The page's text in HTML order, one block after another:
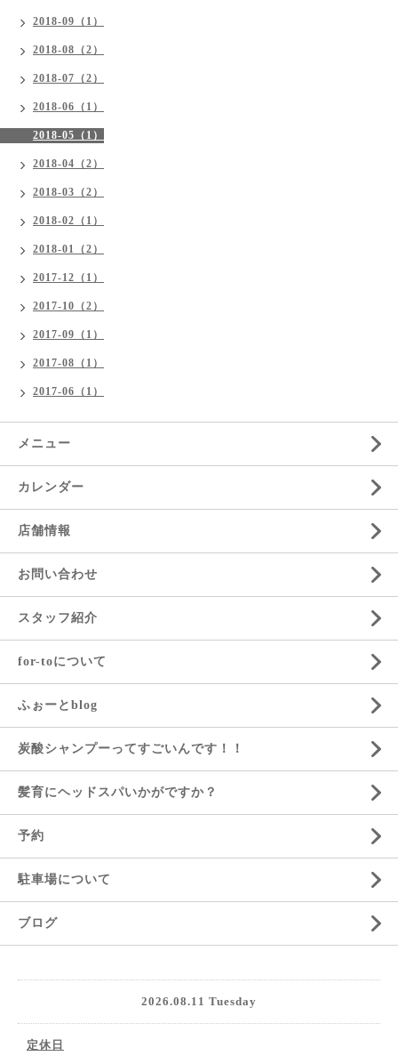
2018-09（1）
2018-08（2）
2018-07（2）
2018-06（1）
2018-05（1）
2018-04（2）
2018-03（2）
2018-02（1）
2018-01（2）
2017-12（1）
2017-10（2）
2017-09（1）
2017-08（1）
2017-06（1）
メニュー
カレンダー
店舗情報
お問い合わせ
スタッフ紹介
for-toについて
ふぉーとblog
炭酸シャンプーってすごいんです！！
髪育にヘッドスパいかがですか？
予約
駐車場について
ブログ
2026.08.11 Tuesday
定休日